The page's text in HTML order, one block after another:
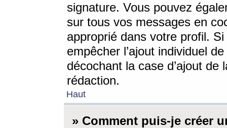
signature. Vous pouvez
sur tous vos messages en
approprié dans votre profil.
empêcher l’ajout individuel
décochant la case d’ajout
rédaction.
Haut
» Comment puis-je créer